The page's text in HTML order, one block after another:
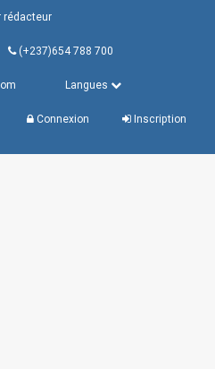
rédacteur
(+237)654 788 700
Langues
Connexion Inscription